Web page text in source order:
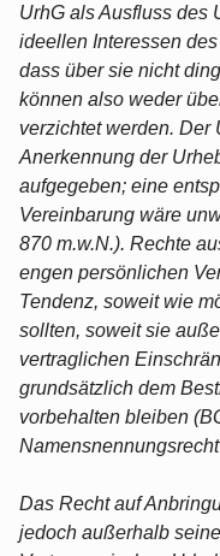
UrhG als Ausfluss des
ideellen Interessen
dass über sie nicht
können also weder
verzichtet werden. Der
Anerkennung der
aufgegeben; eine
Vereinbarung wäre
870 m.w.N.). Rechte
engen persönlichen
Tendenz, soweit wie
sollten, soweit sie
vertraglichen
grundsätzlich dem
vorbehalten bleiben
Das Recht auf
jedoch außerhalb